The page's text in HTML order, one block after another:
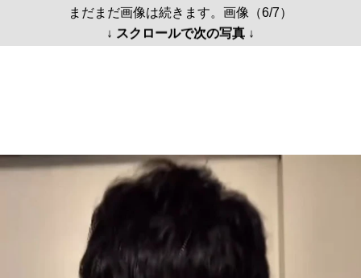
まだまだ画像は続きます。画像（6/7）
↓ スクロールで次の写真 ↓